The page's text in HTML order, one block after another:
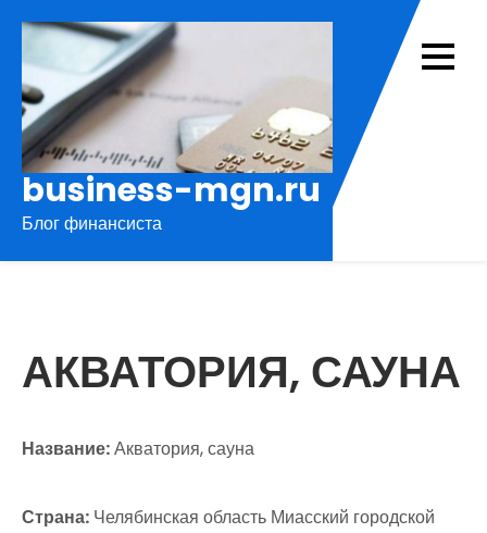
содержимому
business-mgn.ru
Блог финансиста
АКВАТОРИЯ, САУНА
Название:Акватория, сауна
Страна: Челябинская область Миасский городской